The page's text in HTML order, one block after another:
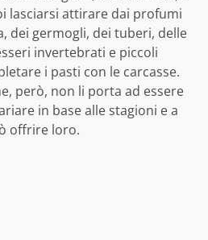
lasciarsi attirare dai profumi
dei germogli, dei tuberi, delle
invertebrati e piccoli
i pasti con le carcasse.
però, non li porta ad essere
in base alle stagioni e a
offrire loro.